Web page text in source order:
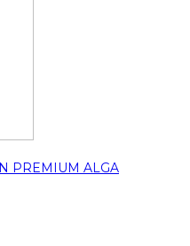
PREMIUM ALGA